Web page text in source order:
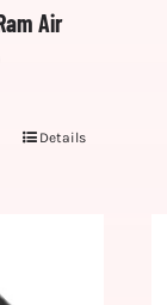
Air
Details